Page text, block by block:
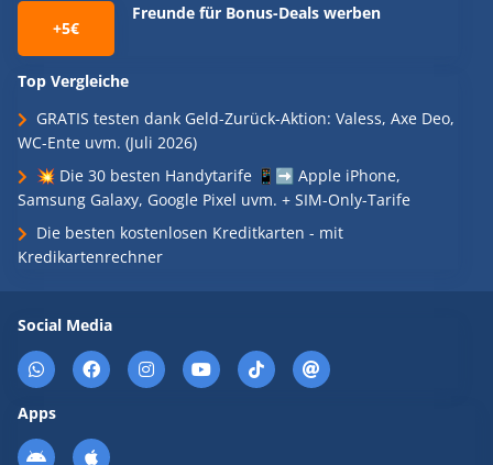
+5€
Freunde für Bonus-Deals werben
Top Vergleiche
GRATIS testen dank Geld-Zurück-Aktion: Valess, Axe Deo,
WC-Ente uvm. (Juli 2026)
💥 Die 30 besten Handytarife 📱➡️ Apple iPhone,
Samsung Galaxy, Google Pixel uvm. + SIM-Only-Tarife
Die besten kostenlosen Kreditkarten - mit
Kredikartenrechner
Social Media
Apps